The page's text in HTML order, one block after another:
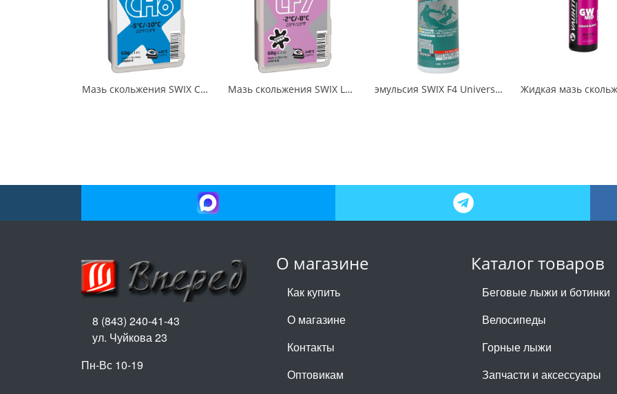
Мазь скольжения SWIX CH6X Blue -5C / -10C 60гр Мазь скольжения SWIX LF7X Violet -2C / -8C 60гр эмульсия SWIX F4 Universal Glide Wax, 80ml
О магазине
Как купить
О магазине
Контакты
Оптовикам
Каталог товаров
Беговые лыжи и ботинки
Велосипеды
Горные лыжи
Запчасти и аксессуары
8 (843) 240-41-43
ул. Чуйкова 23
Пн-Вс 10-19